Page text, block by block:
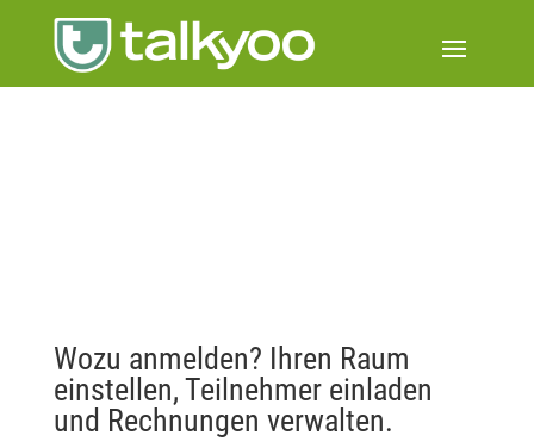
Wozu anmelden? Ihren Raum
einstellen, Teilnehmer einladen
und Rechnungen verwalten.